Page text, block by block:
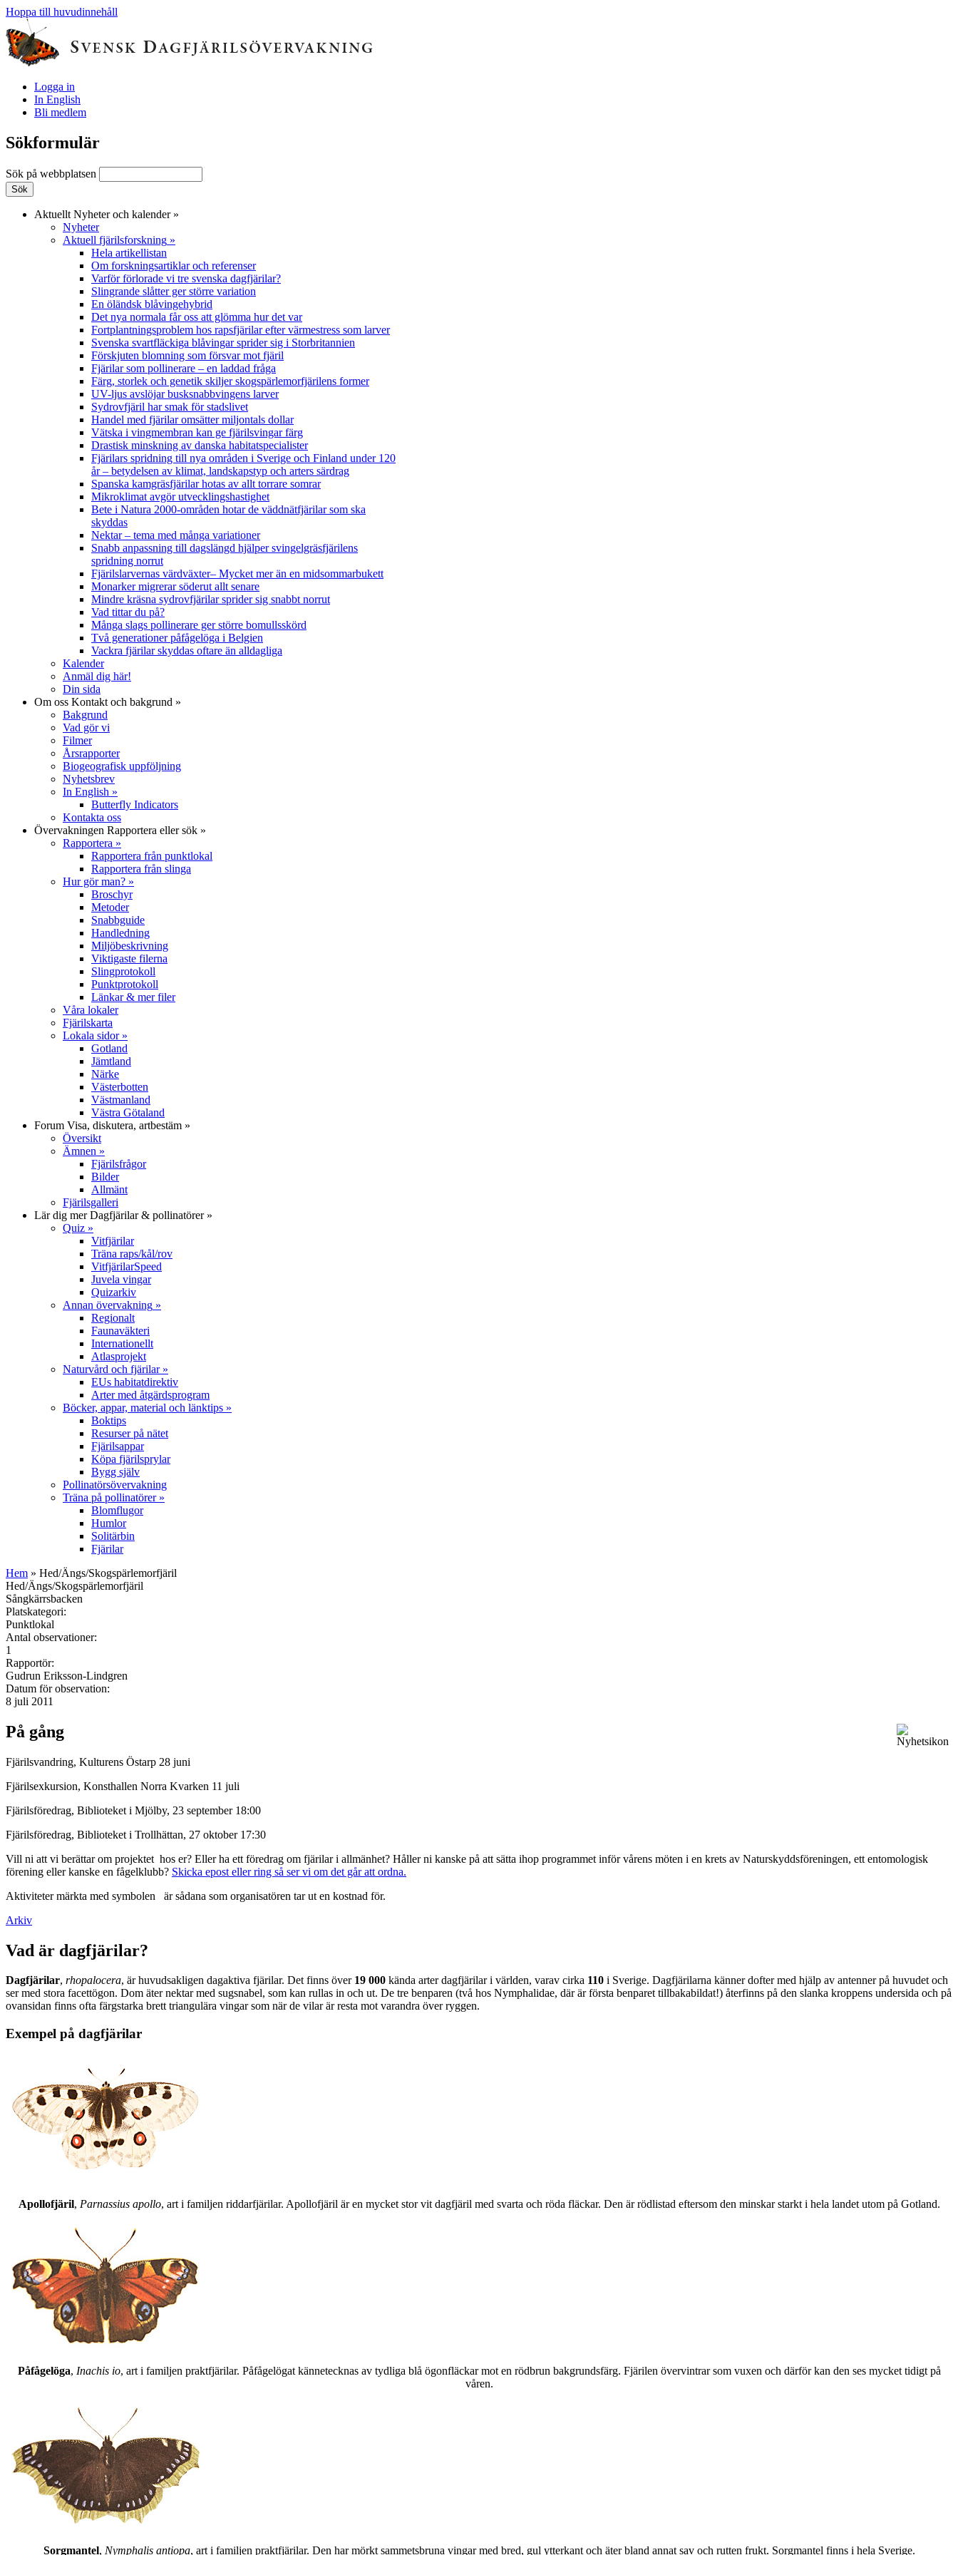
Hoppa till huvudinnehåll
Logga in
In English
Bli medlem
Sökformulär
Sök på webbplatsen
Aktuellt Nyheter och kalender»
Nyheter
Aktuell fjärilsforskning »
Hela artikellistan
Om forskningsartiklar och referenser
Varför förlorade vi tre svenska dagfjärilar?
Slingrande slåtter ger större variation
En öländsk blåvingehybrid
Det nya normala får oss att glömma hur det var
Fortplantningsproblem hos rapsfjärilar efter värmestress som larver
Svenska svartfläckiga blåvingar sprider sig i Storbritannien
Förskjuten blomning som försvar mot fjäril
Fjärilar som pollinerare – en laddad fråga
Färg, storlek och genetik skiljer skogspärlemorfjärilens former
UV-ljus avslöjar busksnabbvingens larver
Sydrovfjäril har smak för stadslivet
Handel med fjärilar omsätter miljontals dollar
Vätska i vingmembran kan ge fjärilsvingar färg
Drastisk minskning av danska habitatspecialister
Fjärilars spridning till nya områden i Sverige och Finland under 120
år– betydelsen av klimat, landskapstyp och arters särdrag
Spanska kamgräsfjärilar hotas av allt torrare somrar
Mikroklimat avgör utvecklingshastighet
Bete i Natura 2000-områden hotar de väddnätfjärilar som ska
skyddas
Nektar – tema med många variationer
Snabb anpassning till dagslängd hjälper svingelgräsfjärilens
spridning norrut
Fjärilslarvernas värdväxter– Mycket mer än en midsommarbukett
Monarker migrerar söderut allt senare
Mindre kräsna sydrovfjärilar sprider sig snabbt norrut
Vad tittar du på?
Många slags pollinerare ger större bomullsskörd
Två generationer påfågelöga i Belgien
Vackra fjärilar skyddas oftare än alldagliga
Kalender
Anmäl dig här!
Din sida
Om oss Kontakt och bakgrund »
Bakgrund
Vad gör vi
Filmer
Årsrapporter
Biogeografisk uppföljning
Nyhetsbrev
In English »
Butterfly Indicators
Kontakta oss
Övervakningen Rapportera eller sök »
Rapportera »
Rapportera från punktlokal
Rapportera från slinga
Hur gör man? »
Broschyr
Metoder
Snabbguide
Handledning
Miljöbeskrivning
Viktigaste filerna
Slingprotokoll
Punktprotokoll
Länkar & mer filer
Våra lokaler
Fjärilskarta
Lokala sidor»
Gotland
Jämtland
Närke
Västerbotten
Västmanland
Västra Götaland
Forum Visa, diskutera, artbestäm »
Översikt
Ämnen »
Fjärilsfrågor
Bilder
Allmänt
Fjärilsgalleri
Lär dig merDagfjärilar & pollinatörer»
Quiz »
Vitfjärilar
Träna raps/kål/rov
VitfjärilarSpeed
Juvela vingar
Quizarkiv
Annan övervakning »
Regionalt
Faunaväkteri
Internationellt
Atlasprojekt
Naturvård och fjärilar»
EUs habitatdirektiv
Arter med åtgärdsprogram
Böcker, appar, material och länktips »
Boktips
Resurser på nätet
Fjärilsappar
Köpa fjärilsprylar
Bygg själv
Pollinatörsövervakning
Träna på pollinatörer»
Blomflugor
Humlor
Solitärbin
Fjärilar
Hem » Hed/Ängs/Skogspärlemorfjäril
Hed/Ängs/Skogspärlemorfjäril
Sångkärrsbacken
Platskategori:
Punktlokal
Antal observationer:
1
Rapportör:
Gudrun Eriksson-Lindgren
Datum för observation:
8 juli 2011
På gång
Fjärilsvandring, Kulturens Östarp 28 juni
Fjärilsexkursion, Konsthallen Norra Kvarken 11 juli
Fjärilsföredrag, Biblioteket i Mjölby, 23 september 18:00
Fjärilsföredrag, Biblioteket i Trollhättan, 27 oktober 17:30
Vill ni att vi berättar om projektet hos er? Eller ha ett föredrag om fjärilar i allmänhet? Håller ni kanske på att sätta ihop programmet inför vårens möten i en krets av Naturskyddsföreningen, ett entomologisk
förening eller kanske en fågelklubb? Skicka epost eller ring så ser vi om det går att ordna.
Aktiviteter märkta med symbolen
är sådana som organisatören tar ut en kostnad för.
Arkiv
Vad är dagfjärilar?
Dagfjärilar, rhopalocera, är huvudsakligen dagaktiva fjärilar. Det finns över 19 000 kända arter dagfjärilar i världen, varav cirka 110 i Sverige. Dagfjärilarna känner dofter med hjälp av antenner på huvudet och
ser med stora facettögon. Dom äter nektar med sugsnabel, som kan rullas in och ut. De tre benparen (två hos Nymphalidae, där är första benparet tillbakabildat!) återfinns på den slanka kroppens undersida och på
ovansidan finns ofta färgstarka brett triangulära vingar som när de vilar är resta mot varandra över ryggen.
Exempel på dagfjärilar
Apollofjäril, Parnassius apollo, art i familjen riddarfjärilar. Apollofjäril är en mycket stor vit dagfjäril med svarta och röda fläckar. Den är rödlistad eftersom den minskar starkt i hela landet utom på Gotland.
Påfågelöga, Inachis io, art i familjen praktfjärilar. Påfågelögat kännetecknas av tydliga blå ögonfläckar mot en rödbrun bakgrundsfärg. Fjärilen övervintrar som vuxen och därför kan den ses mycket tidigt på
våren.
Sorgmantel, Nymphalis antiopa, art i familjen praktfjärilar. Den har mörkt sammetsbruna vingar med bred, gul ytterkant och äter bland annat sav och rutten frukt. Sorgmantel finns i hela Sverige.